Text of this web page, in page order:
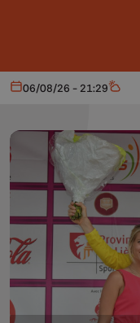
Aujourd'hui
06/08/26 - 21:29 Météo